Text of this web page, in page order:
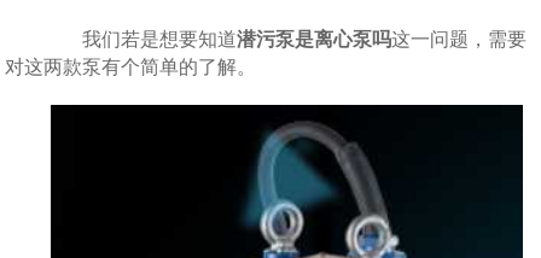
我们若是想要知道潜污泵是离心泵吗这一问题，需要
对这两款泵有个简单的了解。